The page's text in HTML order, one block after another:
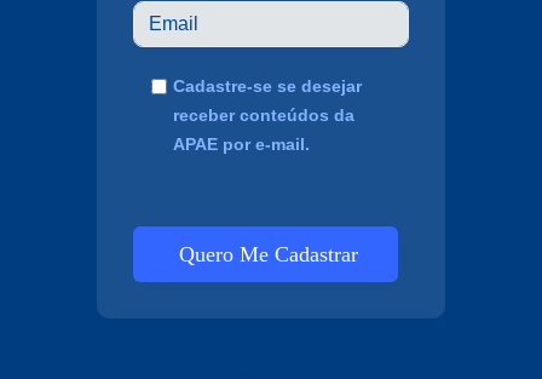
Cadastre-se se desejar
receber conteúdos da
APAE por e-mail.
Quero Me Cadastrar